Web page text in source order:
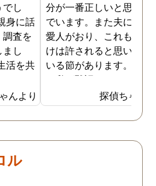
し
身に話
調査を
し
活を共
とて
てしま
達の
結果を
では
、協
んより
分が一番正しいと思い込
でいます。また夫には長
愛人がおり、これも自分
けは許されると思い込ん
いる節があります。もち
ん私が黙認しているだけ
で、良しとしているわけ
はありません。しかし最
では私にも知恵がつき、
した。定期的に探偵にも
探偵ちゃん
ル